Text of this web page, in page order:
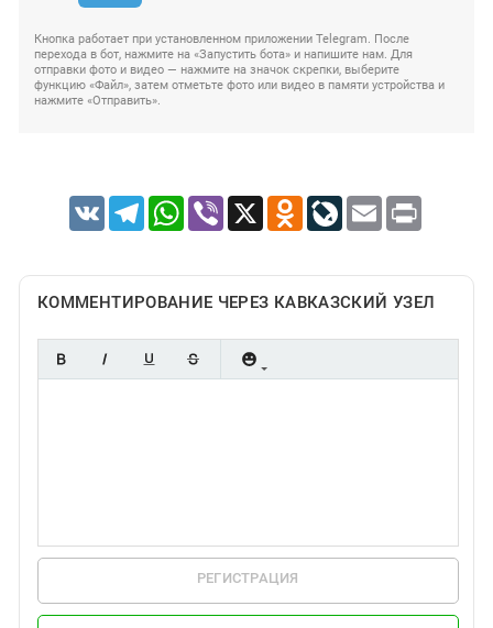
Кнопка работает при установленном приложении Telegram. После
перехода в бот, нажмите на «Запустить бота» и напишите нам. Для
отправки фото и видео — нажмите на значок скрепки, выберите
функцию «Файл», затем отметьте фото или видео в памяти устройства и
нажмите «Отправить».
VK TelegramWhatsApp
Viber X Odnoklassniki
LiveJournal
Email Print
КОММЕНТИРОВАНИЕ ЧЕРЕЗ КАВКАЗСКИЙ УЗЕЛ
РЕГИСТРАЦИЯ